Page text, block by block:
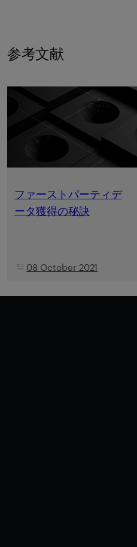
参考文献
ファーストパーティデ
ータ獲得の秘訣
08 October 2021